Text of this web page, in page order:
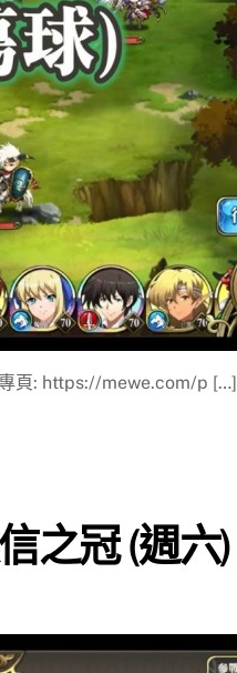
專頁: https://mewe.com/p […]
之冠 (週六)